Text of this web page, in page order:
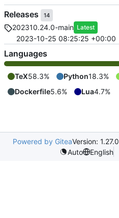
Releases 14
202310.24.0-main Latest
2023-10-25 08:25:25 +00:00
Languages
TeX58.3% Python18.3%
Dockerfile5.6% Lua4.7%
Powered by GiteaVersion: 1.27.0
Auto
English